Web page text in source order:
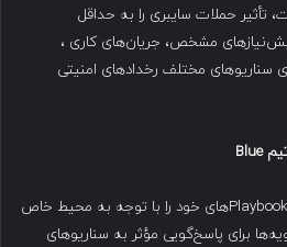
تأثیر حملات سایبری را به حداقل
مشخص، جریان‌های کاری ،
مختلف رخدادهای امنیتی
Blue
با اینکه هر سازمان ممکن است Playbookهای خود را با توجه به محیط خاص
برای پاسخ‌گویی مؤثر به سناریوهای